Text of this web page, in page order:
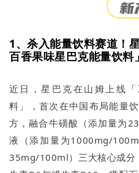
1、杀入能量饮料赛道！
百香果味星巴克能量饮料」
近日，星巴克在山姆上线
料」，首次在中国布局能量
方，融合牛磺酸（添加量为
液（添加量为1000mg/
35mg/100ml）三大核心成分